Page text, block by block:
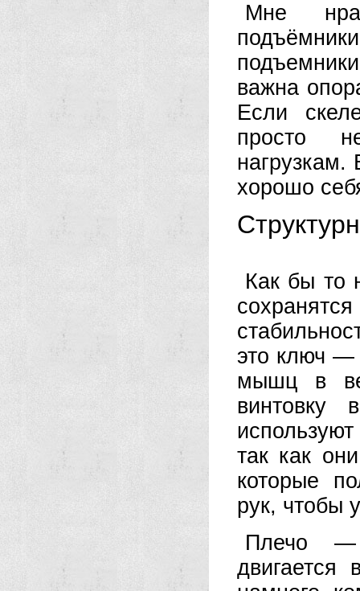
Мне
важна
Если
просто
хорошо
Как бы то
это ключ —
мышц в
так как
которые
рук, чтобы
Плечо —